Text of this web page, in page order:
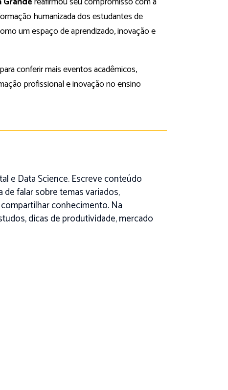
humanizada dos estudantes de
um espaço de aprendizado, inovação e
para conferir mais eventos acadêmicos,
profissional e inovação no ensino
e Data Science. Escreve conteúdo
de falar sobre temas variados,
conhecimento. Na
dicas de produtividade, mercado